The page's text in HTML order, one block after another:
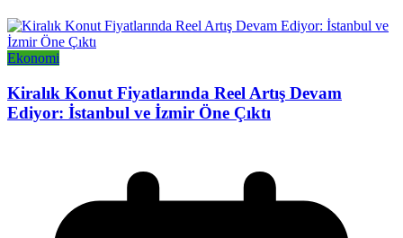
Ekonomi
Kiralık Konut Fiyatlarında Reel Artış Devam
Ediyor: İstanbul ve İzmir Öne Çıktı